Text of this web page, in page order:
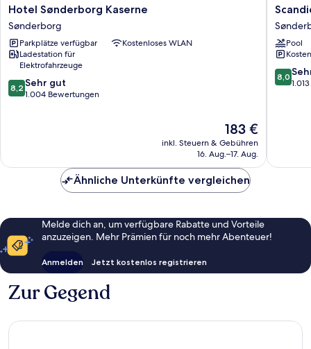
Hotel
Sønderborg
Kaserne
Sønderborg
Hotel Sønderborg Kaserne
Sønderborg
Parkplätze verfügbar
Kostenloses WLAN
Ladestation für
Elektrofahrzeuge
8.2
von
8,2 Sehr gut
1.004 Bewertungen
Der
Preis
beträgt
183 €
inkl. Steuern & Gebühren
16. Aug.–17. Aug.
Scandic
Pool
8.0
von
8,0
Ähnliche Unterkünfte vergleichen
Melde dich an, um verfügbare Rabatte und Vorteile
anzuzeigen. Mehr Prämien für noch mehr Abenteuer!
Anmelden Jetzt kostenlos registrieren
Zur Gegend